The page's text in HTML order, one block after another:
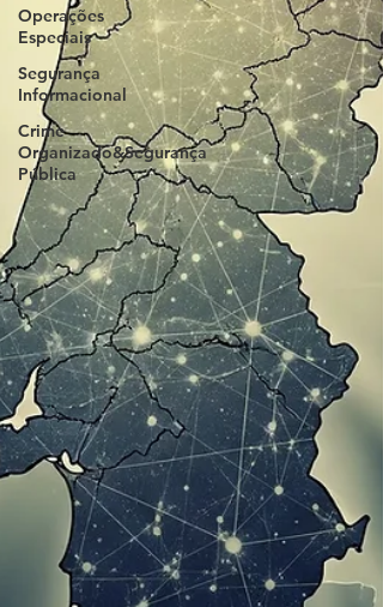
Operações
Especiais
Segurança
Informacional
Crime
Organizado&Segurança
Pública